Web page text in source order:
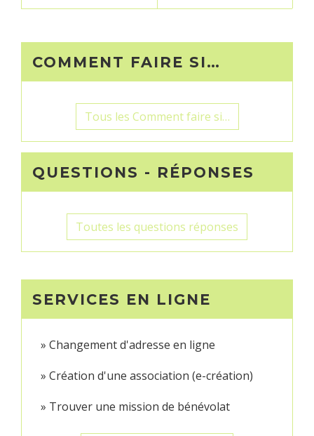
COMMENT FAIRE SI…
Tous les Comment faire si…
QUESTIONS - RÉPONSES
Toutes les questions réponses
SERVICES EN LIGNE
Changement d'adresse en ligne
Création d'une association (e-création)
Trouver une mission de bénévolat